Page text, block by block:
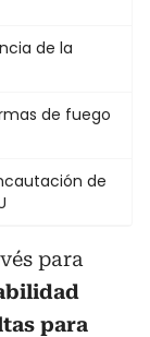
de la
de fuego
de
para
para